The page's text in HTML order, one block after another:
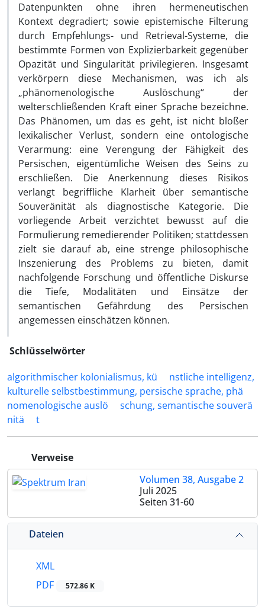
Datenpunkten ohne ihren hermeneutischen
Kontext degradiert; sowie epistemische Filterung
durch Empfehlungs- und Retrieval-Systeme, die
bestimmte Formen von Explizierbarkeit gegenüber
Opazität und Singularität privilegieren. Insgesamt
verkörpern diese Mechanismen, was ich als
„phänomenologische Auslöschung“ der
welterschließenden Kraft einer Sprache bezeichne.
Das Phänomen, um das es geht, ist nicht bloßer
lexikalischer Verlust, sondern eine ontologische
Verarmung: eine Verengung der Fähigkeit des
Persischen, eigentümliche Weisen des Seins zu
erschließen. Die Anerkennung dieses Risikos
verlangt begriffliche Klarheit über semantische
Souveränität als diagnostische Kategorie. Die
vorliegende Arbeit verzichtet bewusst auf die
Formulierung remedierender Politiken; stattdessen
zielt sie darauf ab, eine strenge philosophische
Inszenierung des Problems zu bieten, damit
nachfolgende Forschung und öffentliche Diskurse
die Tiefe, Modalitäten und Einsätze der
semantischen Gefährdung des Persischen
angemessen einschätzen können.
Schlüsselwörter
algorithmischer kolonialismus, kü
nstliche intelligenz,
kulturelle selbstbestimmung, persische sprache, phä
nomenologische auslö
schung, semantische souverä
nitä
t
Verweise
Volumen 38, Ausgabe 2
Juli 2025
Seiten 31-60
Dateien
XML
PDF
572.86 K